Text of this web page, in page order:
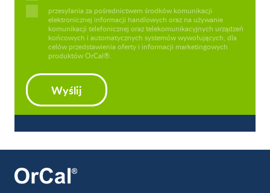
przesyłania za pośrednictwem środków komunikacji
elektronicznej informacji handlowych oraz na używanie
komunikacji telefonicznej oraz telekomunikacyjnych urządzeń
końcowych i automatycznych systemów wywołujących, dla
celów przedstawienia oferty i informacji marketingowych
produktów OrCal®.
Wyślij